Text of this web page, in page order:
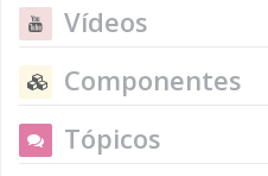
Vídeos
Componentes
Tópicos